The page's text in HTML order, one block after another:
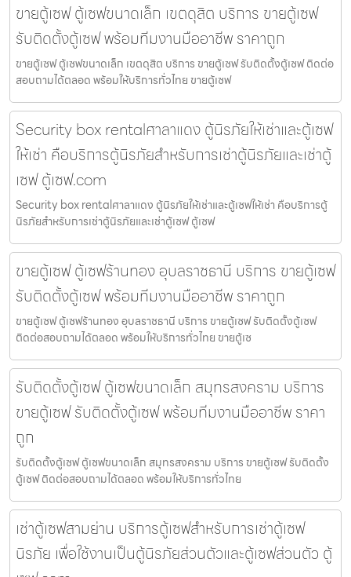
ขายตู้เซฟ ตู้เซฟขนาดเล็ก เขตดุสิต บริการ ขายตู้เซฟ
รับติดตั้งตู้เซฟ พร้อมทีมงานมืออาชีพ ราคาถูก
ขายตู้เซฟ ตู้เซฟขนาดเล็ก เขตดุสิต บริการ ขายตู้เซฟ รับติดตั้งตู้เซฟ ติดต่อ
สอบถามได้ตลอด พร้อมให้บริการทั่วไทย ขายตู้เซฟ
Security box rentalศาลาแดง ตู้นิรภัยให้เช่าและตู้เซฟ
ให้เช่า คือบริการตู้นิรภัยสำหรับการเช่าตู้นิรภัยและเช่าตู้
เซฟ ตู้เซฟ.com
Security box rentalศาลาแดง ตู้นิรภัยให้เช่าและตู้เซฟให้เช่า คือบริการตู้
นิรภัยสำหรับการเช่าตู้นิรภัยและเช่าตู้เซฟ ตู้เซฟ
ขายตู้เซฟ ตู้เซฟร้านทอง อุบลราชธานี บริการ ขายตู้เซฟ
รับติดตั้งตู้เซฟ พร้อมทีมงานมืออาชีพ ราคาถูก
ขายตู้เซฟ ตู้เซฟร้านทอง อุบลราชธานี บริการ ขายตู้เซฟ รับติดตั้งตู้เซฟ
ติดต่อสอบถามได้ตลอด พร้อมให้บริการทั่วไทย ขายตู้เซ
รับติดตั้งตู้เซฟ ตู้เซฟขนาดเล็ก สมุทรสงคราม บริการ
ขายตู้เซฟ รับติดตั้งตู้เซฟ พร้อมทีมงานมืออาชีพ ราคา
ถูก
รับติดตั้งตู้เซฟ ตู้เซฟขนาดเล็ก สมุทรสงคราม บริการ ขายตู้เซฟ รับติดตั้ง
ตู้เซฟ ติดต่อสอบถามได้ตลอด พร้อมให้บริการทั่วไทย
เช่าตู้เซฟสามย่าน บริการตู้เซฟสำหรับการเช่าตู้เซฟ
นิรภัย เพื่อใช้งานเป็นตู้นิรภัยส่วนตัวและตู้เซฟส่วนตัว ตู้